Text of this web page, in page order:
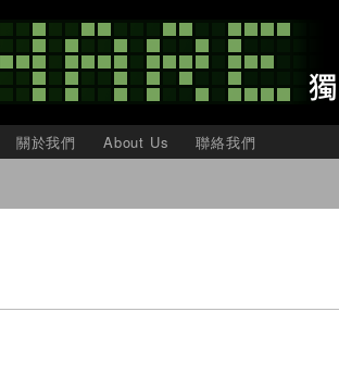
至
主
容
關於我們 About Us 聯絡我們